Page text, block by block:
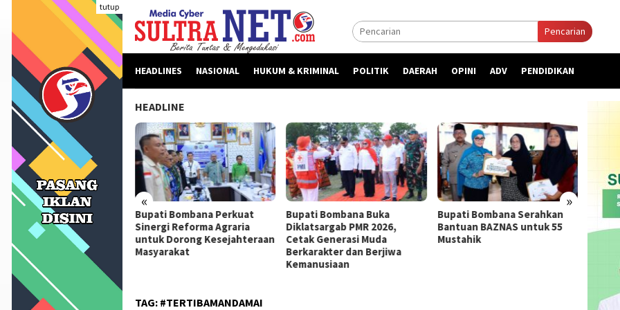
konten
tutup
Pencarian
HEADLINES NASIONAL HUKUM & KRIMINAL POLITIK DAERAH OPINI ADV PENDIDIKAN
HEADLINE
« »
Dinilai Fitnah,
Bombana Tempuh
Dewan Pers Sebelum
Hukum
Bupati Bombana Perkuat
Sinergi Reforma Agraria
untuk Dorong Kesejahteraan
Masyarakat
Bupati Bombana Buka
Diklatsargab PMR 2026,
Cetak Generasi Muda
Berkarakter dan Berjiwa
Kemanusiaan
Bupati Bombana Serahkan
Bantuan BAZNAS untuk 55
Mustahik
TAG: #TERTIBAMANDAMAI